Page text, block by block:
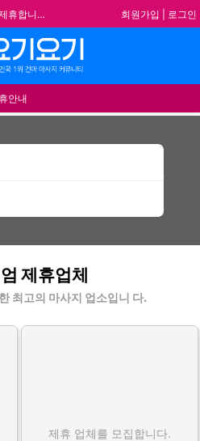
합법적이고 건전한 업체와 광고를 제휴합니다.
됩니다.
회원가입 로그인
안내
제휴업체
최고의 마사지 업소입니 다.
제휴 업체를 모집합니다.